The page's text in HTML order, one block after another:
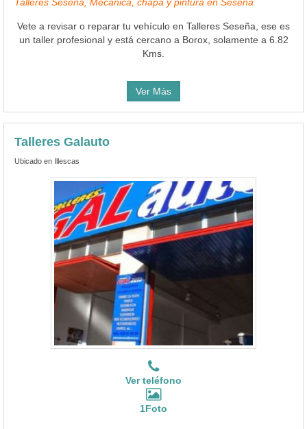
Vete a revisar o reparar tu vehículo en Talleres Seseña, ese es
un taller profesional y está cercano a Borox, solamente a 6.82
Kms.
Ver Más
Talleres Galauto
Ubicado en Illescas
Ver teléfono
1Foto